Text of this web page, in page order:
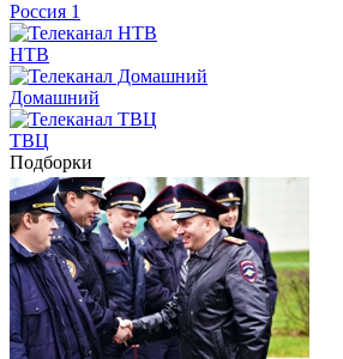
Россия 1
НТВ
Домашний
ТВЦ
Подборки